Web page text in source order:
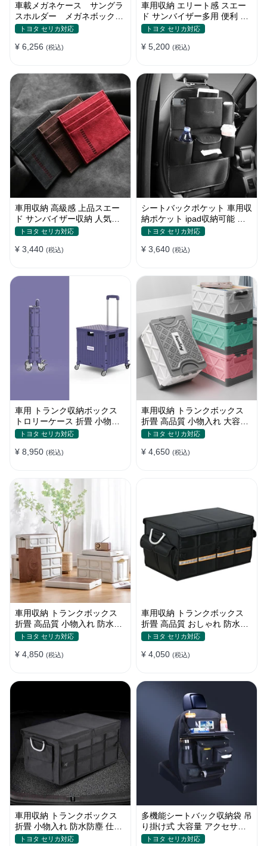
車載メガネケース サングラ
スホルダー メガネボック
ス 収納ポケット オシャ
トヨタ セリカ対応
¥ 6,256 (税込)
車用収納 エリート感 スエー
ド サンバイザー多用 便利 お
しゃれ レシート 多色カード
トヨタ セリカ対応
¥ 5,200 (税込)
車用収納 高級感 上品スエー
ド サンバイザー収納 人気カ
ラー 実用 おしゃれ レシート
トヨタ セリカ対応
¥ 3,440 (税込)
シートバックポケット 車用収
納ポケット ipad収納可能 汚
れ防止 子供のキック対策
トヨタ セリカ対応
¥ 3,640 (税込)
車用 トランク収納ボックス
トロリーケース 折畳 小物入
れ 多用 大容量 かわいい 多色
トヨタ セリカ対応
¥ 8,950 (税込)
車用収納 トランクボックス
折畳 高品質 小物入れ 大容量
多機能 多色 防水防塵 キャン
トヨタ セリカ対応
¥ 4,650 (税込)
車用収納 トランクボックス
折畳 高品質 小物入れ 防水防
塵 屋外/キャンプ用 大容量 多
トヨタ セリカ対応
¥ 4,850 (税込)
車用収納 トランクボックス
折畳 高品質 おしゃれ 防水防
塵 かわいい色 大容量 多機能
トヨタ セリカ対応
¥ 4,050 (税込)
車用収納 トランクボックス
折畳 小物入れ 防水防塵 仕切
りデザイン ピクニッククーラ
トヨタ セリカ対応
多機能シートバック収納袋 吊
り掛け式 大容量 アクセサリ
ー 防水 汎用 汚れ防止
トヨタ セリカ対応